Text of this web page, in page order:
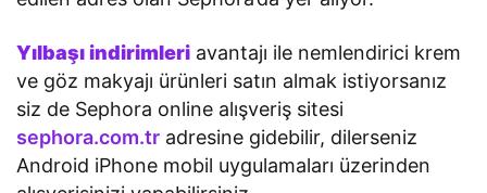
Yılbaşı indirimleri avantajı ile nemlendirici krem
ve göz makyajı ürünleri satın almak istiyorsanız
siz de Sephora online alışveriş sitesi
sephora.com.tr adresine gidebilir, dilerseniz
Android iPhone mobil uygulamaları üzerinden